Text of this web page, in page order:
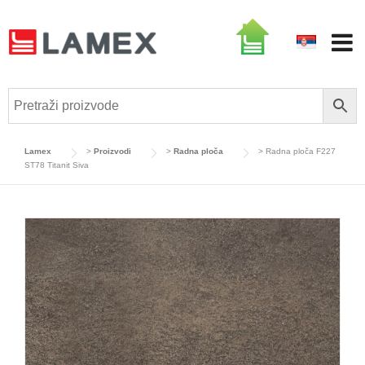
to
content
Lamex > Proizvodi > Radna ploča > Radna ploča F227
ST78 Titanit Siva